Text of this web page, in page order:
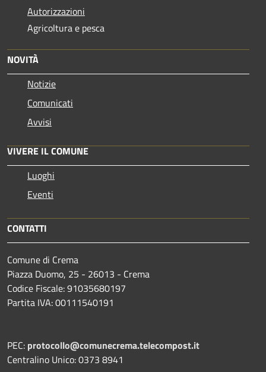
Autorizzazioni
Agricoltura e pesca
NOVITÀ
Notizie
Comunicati
Avvisi
VIVERE IL COMUNE
Luoghi
Eventi
CONTATTI
Comune di Crema
Piazza Duomo, 25 - 26013 - Crema
Codice Fiscale: 91035680197
Partita IVA: 00111540191
PEC: protocollo@comunecrema.telecompost.it
Centralino Unico: 0373 8941